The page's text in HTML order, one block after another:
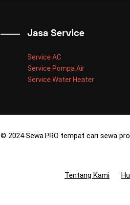
Jasa Service
Service AC
Service Pompa Air
Service Water Heater
© 2024 Sewa.PRO tempat cari sewa
Tentang Kami